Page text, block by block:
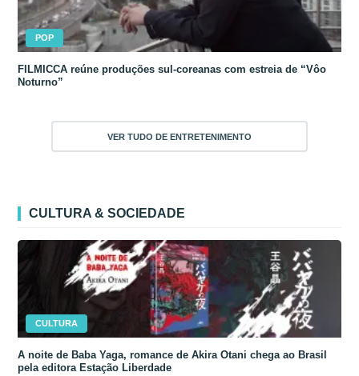
POP
FILMICCA reúne produções sul-coreanas com estreia de “Vôo
Noturno”
VER TUDO DE ENTRETENIMENTO
CULTURA & SOCIEDADE
CULTURA
A noite de Baba Yaga, romance de Akira Otani chega ao Brasil
pela editora Estação Liberdade